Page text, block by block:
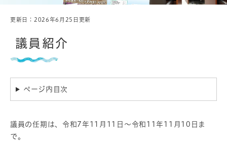
本
更新日：2026年6月25日更新
議員紹介
ページ内目次
議員の任期は、令和7年11月11日～令和11年11月10日ま
で。